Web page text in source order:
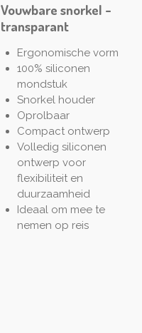
Vouwbare snorkel -
transparant
Ergonomische vorm
100% siliconen
mondstuk
Snorkel houder
Oprolbaar
Compact ontwerp
Volledig siliconen
ontwerp voor
flexibiliteit en
duurzaamheid
Ideaal om mee te
nemen op reis